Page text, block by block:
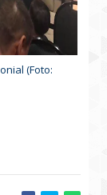
(Foto: